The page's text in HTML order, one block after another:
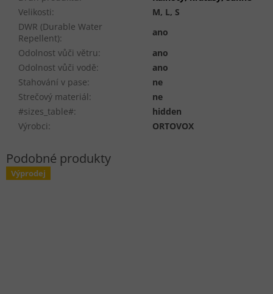
Velikosti:
M, L, S
DWR (Durable Water
Repellent):
ano
Odolnost vůči větru:
ano
Odolnost vůči vodě:
ano
Stahování v pase:
ne
Strečový materiál:
ne
#sizes_table#:
hidden
Výrobci: ORTOVOX
Výprodej